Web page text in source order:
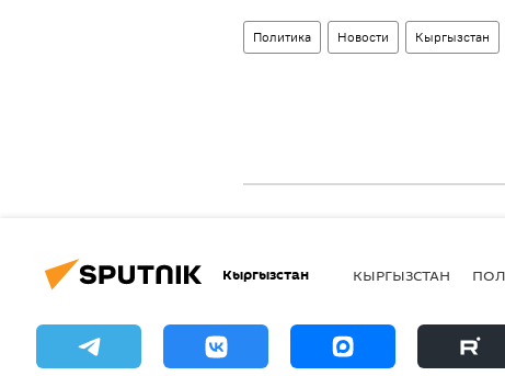
Политика Новости Кыргызстан
Кыргызстан КЫРГЫЗСТАН